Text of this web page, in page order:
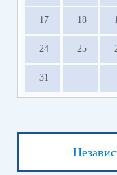
17 18
24 25
31